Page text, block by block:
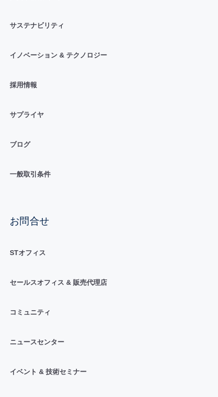
サステナビリティ
イノベーション & テクノロジー
採用情報
サプライヤ
ブログ
一般取引条件
お問合せ
STオフィス
セールスオフィス & 販売代理店
コミュニティ
ニュースセンター
イベント & 技術セミナー